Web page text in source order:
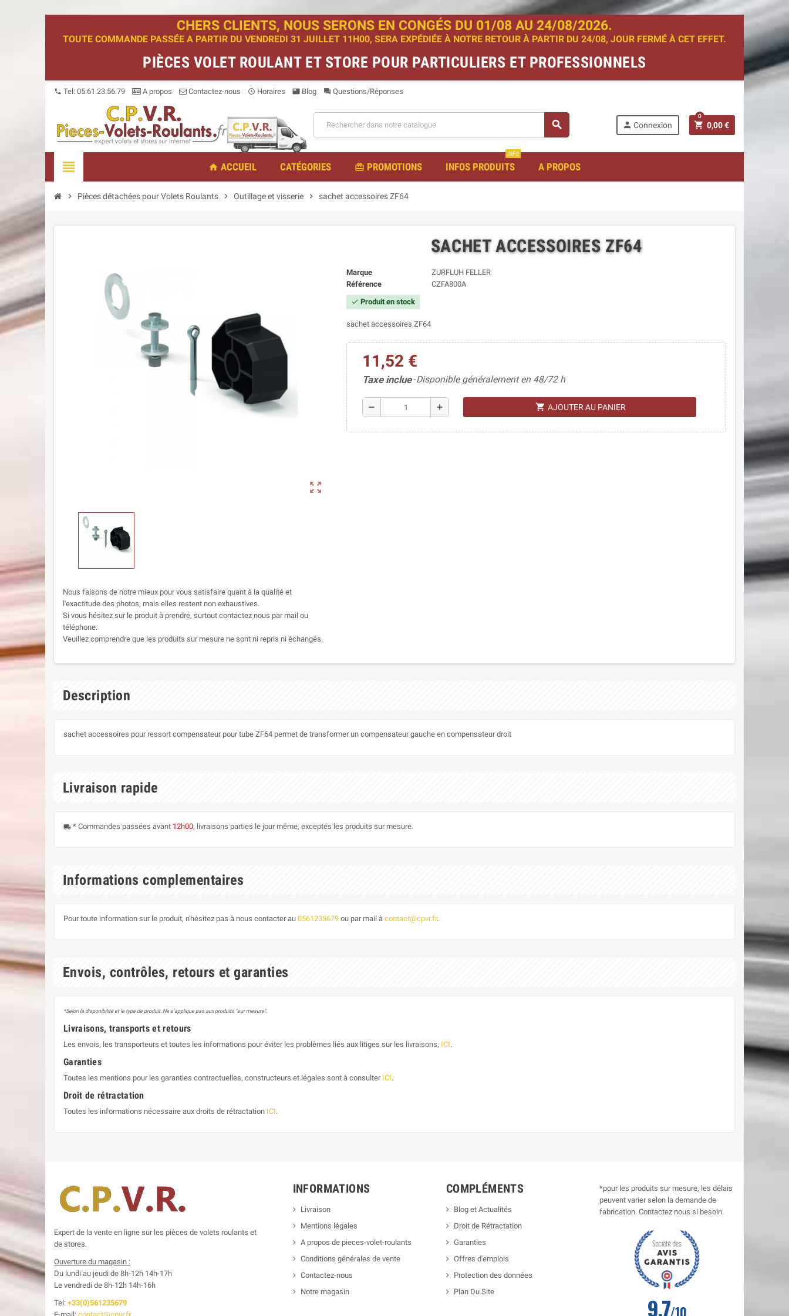
CHERS CLIENTS, NOUS SERONS EN CONGÉS DU 01/08 AU 24/08/2026.
TOUTE COMMANDE PASSÉE A PARTIR DU VENDREDI 31 JUILLET 11H00, SERA EXPÉDIÉE À NOTRE RETOUR À PARTIR DU 24/08, JOUR FERMÉ À CET EFFET.
PIÈCES VOLET ROULANT ET STORE POUR PARTICULIERS ET PROFESSIONNELS
phone Tel: 05.61.23.56.79 A propos Contactez-nous access_time Horaires featured_play_list Blog question_answer Questions/Réponses
search person Connexion shopping_cart 0,00 €
0
view_headline home ACCUEIL CATÉGORIES redeem PROMOTIONS INFOS PRODUITS
INFO
A PROPOS
chevron_right Pièces détachées pour Volets Roulants chevron_right Outillage et visserie chevron_right sachet accessoires ZF64
zoom_out_map
Nous faisons de notre mieux pour vous satisfaire quant à la qualité et
l'exactitude des photos, mais elles restent non exhaustives.
Si vous hésitez sur le produit à prendre, surtout contactez nous par mail ou
téléphone.
Veuillez comprendre que les produits sur mesure ne sont ni repris ni échangés.
SACHET ACCESSOIRES ZF64
Marque
ZURFLUH FELLER
Référence
CZFA800A
check Produit en stock
sachet accessoires ZF64
11,52 €
Taxe inclue Disponible généralement en 48/72 h
remove add shopping_cart AJOUTER AU PANIER
Description
sachet accessoires pour ressort compensateur pour tube ZF64 permet de transformer un compensateur gauche en compensateur droit
Livraison rapide
local_shipping * Commandes passées avant 12h00, livraisons parties le jour même, exceptés les produits sur mesure.
Informations complementaires
Pour toute information sur le produit, n'hésitez pas à nous contacter au 0561235679 ou par mail à contact@cpvr.fr.
Envois, contrôles, retours et garanties
*Selon la disponibilité et le type de produit. Ne s'applique pas aux produits "sur mesure".
Livraisons, transports et retours
Les envois, les transporteurs et toutes les informations pour éviter les problèmes liés aux litiges sur les livraisons, ICI.
Garanties
Toutes les mentions pour les garanties contractuelles, constructeurs et légales sont à consulter ICI.
Droit de rétractation
Toutes les informations nécessaire aux droits de rétractation ICI.
Expert de la vente en ligne sur les pièces de volets roulants et
de stores.
Ouverture du magasin :
Du lundi au jeudi de 8h-12h 14h-17h
Le vendredi de 8h-12h 14h-16h
Tel: +33(0)561235679
INFORMATIONS
Livraison
Mentions légales
A propos de pieces-volet-roulants
Conditions générales de vente
Contactez-nous
Notre magasin
COMPLÉMENTS
Blog et Actualités
Droit de Rétractation
Garanties
Offres d'emplois
Protection des données
Plan Du Site
*pour les produits sur mesure, les délais
peuvent varier selon la demande de
fabrication. Contactez nous si besoin.